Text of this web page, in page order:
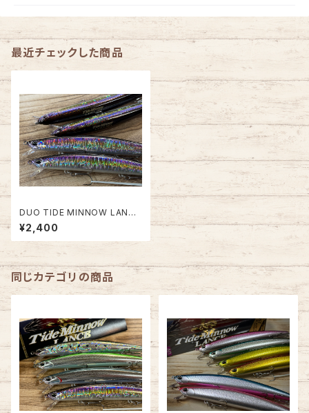
最近チェックした商品
DUO TIDE MINNOW LANCE
150F【新色有り】
¥2,400
同じカテゴリの商品